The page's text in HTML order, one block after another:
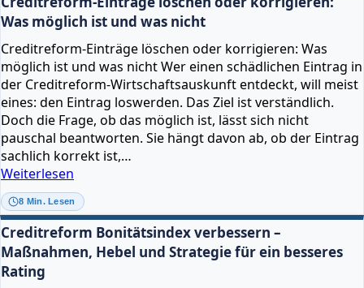
Unternehmen
tun
können,
wenn
die
Bewertung
nicht
stimmt
Was möglich ist und was nicht
Creditreform-Einträge löschen oder korrigieren: Was
möglich ist und was nicht Wer einen schädlichen Eintrag in
der Creditreform-Wirtschaftsauskunft entdeckt, will meist
eines: den Eintrag loswerden. Das Ziel ist verständlich.
Doch die Frage, ob das möglich ist, lässt sich nicht
pauschal beantworten. Sie hängt davon ab, ob der Eintrag
sachlich korrekt ist,…
Weiterlesen
Einträge
löschen
oder
korrigieren:
Was
8 Min. Lesen
Creditreform Bonitätsindex verbessern –
Maßnahmen, Hebel und Strategie für ein besseres
Rating